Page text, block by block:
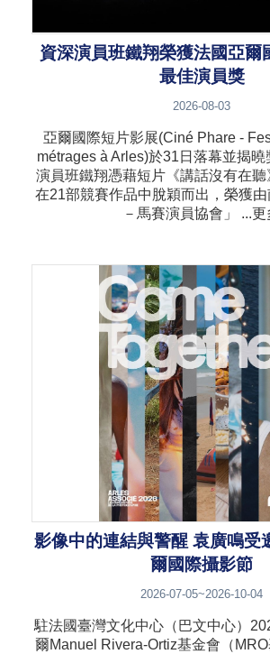
資深演員班鐵翔榮獲法國亞爾
最佳演員獎
2026-08-03
亞爾國際短片影展(Ciné Phare -
métrages à Arles)於31日落幕並揭
演員班鐵翔憑藉短片《講話沒有在聽
在21部競賽作品中脫穎而出，榮獲
－馬賽演員協會」 ...更
影像中的連結與警醒 袁廣鳴受
爾國際攝影節
2026-07-05~2026-10-04
駐法國臺灣文化中心（巴文中心）
爾Manuel Rivera-Ortiz基金會（MRO